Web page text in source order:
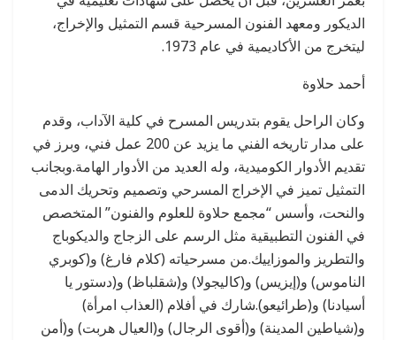
الديكور ومعهد الفنون المسرحية قسم التمثيل والإخراج،
ليتخرج من الأكاديمية في عام 1973.
أحمد حلاوة
وكان الراحل يقوم بتدريس المسرح في كلية الآداب، وقدم
على مدار تاريخه الفني ما يزيد عن 200 عمل فني، وبرز في
تقديم الأدوار الكوميدية، وله العديد من الأدوار الهامة.وبجانب
التمثيل تميز في الإخراج المسرحي وتصميم وتحريك الدمى
والنحت، وأسس “مجمع حلاوة للعلوم والفنون” المتخصص
في الفنون التطبيقية مثل الرسم على الزجاج والديكوباج
والتطريز والموزاييك.من مسرحياته (كلام فارغ) و(كوبري
الناموس) و(إيزيس) و(كاليجولا) و(شقلباظ) و(دستور يا
أسيادنا) و(طرائيعو).شارك في أفلام (العذاب امرأة)
و(شياطين المدينة) و(أقوى الرجال) و(العيال هربت) و(أمن